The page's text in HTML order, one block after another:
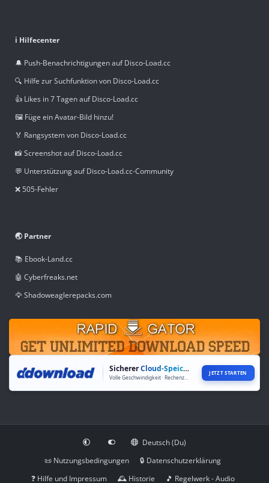
ℹ️ Hilfecenter
🔔 Push-Benachrichtigungen auf Disco-Load.cc
🔍 Hilfe zur Suchfunktion von Disco-Load.cc
👍 Likes in 7 Tagen auf Disco-Load.cc
🖼️ Füge ein Avatar-Bild hinzu!
🏅 Rangsystem von Disco-Load.cc
📸 Screenshot auf Disco-Load.cc
💬 Unterstützung auf Disco-Load.cc-Community
❌ 505-Fehler
🌏 Partner
📚 Ebook-Land.cc
🤖 Cyberfreaks.net
🦅 Shadoweaglerepacks.com
SichererCloud-Speicher JETZT STARTEN
Deutsch (Du)
📜 Nutzungsbedingungen
🔒 Datenschutzerklärung
❓ Hilfe und Impressum
🕰️ Historie 🎵 Regelwerk - Audio